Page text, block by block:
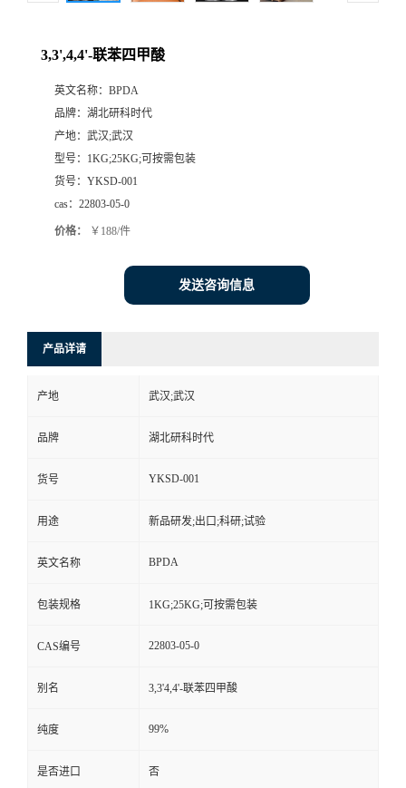
3,3',4,4'-联苯四甲酸
英文名称： BPDA
品牌： 湖北研科时代
产地： 武汉;武汉
型号： 1KG;25KG;可按需包装
货号： YKSD-001
cas： 22803-05-0
价格： ￥188/件
发送咨询信息
产品详请
产地 武汉;武汉
品牌 湖北研科时代
货号 YKSD-001
用途 新品研发;出口;科研;试验
英文名称 BPDA
包装规格 1KG;25KG;可按需包装
CAS编号 22803-05-0
别名 3,3'4,4'-联苯四甲酸
纯度 99%
是否进口 否